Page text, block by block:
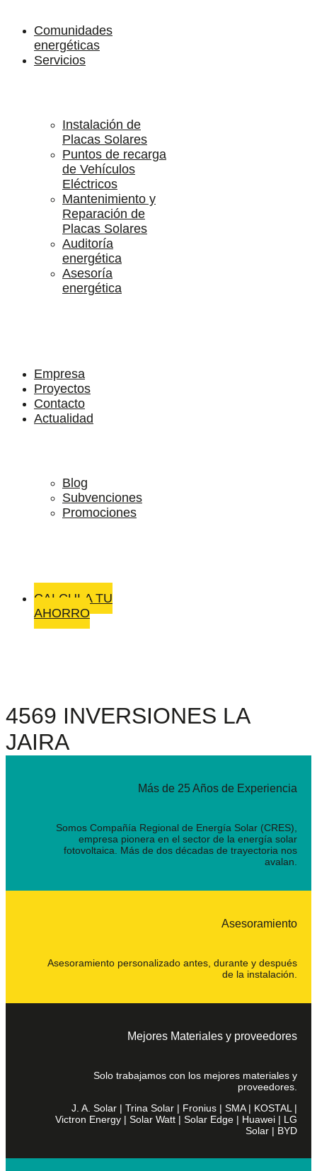
Comunidades
energéticas
Servicios
Instalación de
Placas Solares
Puntos de recarga
de Vehículos
Eléctricos
Mantenimiento y
Reparación de
Placas Solares
Auditoría
energética
Asesoría
energética
Empresa
Proyectos
Contacto
Actualidad
Blog
Subvenciones
Promociones
CALCULA TU
AHORRO
4569 INVERSIONES LA
JAIRA
Más de 25 Años de Experiencia
Somos Compañía Regional de Energía Solar (CRES),
empresa pionera en el sector de la energía solar
fotovoltaica. Más de dos décadas de trayectoria nos
avalan.
Asesoramiento
Asesoramiento personalizado antes, durante y después
de la instalación.
Mejores Materiales y proveedores
Solo trabajamos con los mejores materiales y
proveedores.
J. A. Solar | Trina Solar | Fronius | SMA | KOSTAL |
Victron Energy | Solar Watt | Solar Edge | Huawei | LG
Solar | BYD